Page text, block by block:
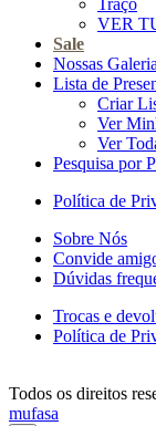
Traço
VER
Sale
Nossas
Lista de
Criar
Ver
Ver
Pesquisa por
Política de
Sobre Nós
Convide
Dúvidas
Trocas e
Política de
Todos os direitos
mufasa